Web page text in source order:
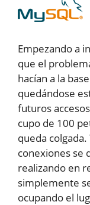
Empezando a
que el
hacían a la
quedándose
futuros
cupo de 100
queda
conexiones se
realizando en
simplemente
ocupando el